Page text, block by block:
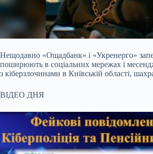
Нещодавно «Ощадбанк» і «Укренерго»
поширюють в соціальних мережах і
з кіберзлочинами в Київській області,
ВІДЕО ДНЯ